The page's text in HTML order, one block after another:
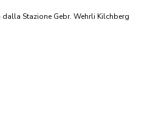
Stazione Gebr. Wehrli Kilchberg